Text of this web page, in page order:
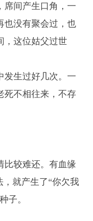
席间产生口角，一
也没有聚会过，也
，这位姑父过世
发生过好几次。一
死不相往来，不存
比较难还。有血缘
，就产生了“你欠我
子。